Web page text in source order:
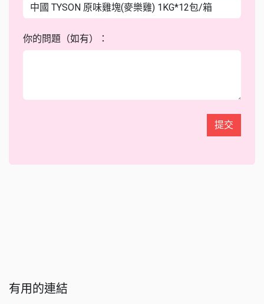
你的問題（如有）：
提交
有用的連結